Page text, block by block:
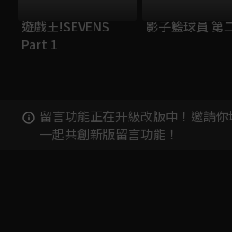
遊戲王!SEVENS
Part 1
影子籃球員 第
留言功能正在升級改版中！邀請你
一起共創新版留言功能！